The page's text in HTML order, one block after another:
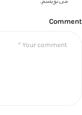
Comment